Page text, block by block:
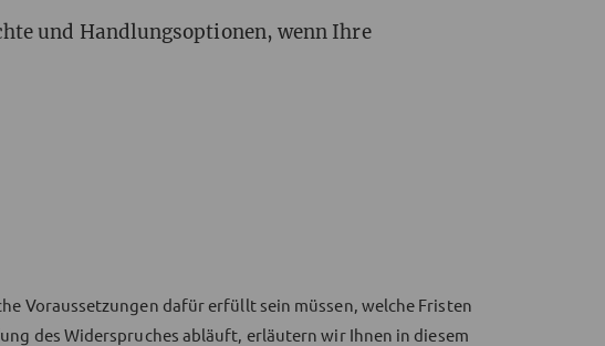
und Handlungsoptionen, wenn Ihre
Voraussetzungen dafür erfüllt sein müssen, welche Fristen
des Widerspruches abläuft, erläutern wir Ihnen in diesem